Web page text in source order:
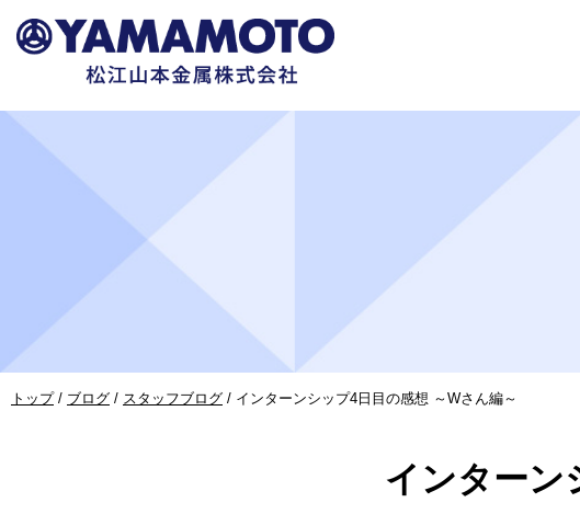
現
トップ/ ブログ / スタッフブログ / インターンシップ4日目の感想 ～Wさん編～
インターン